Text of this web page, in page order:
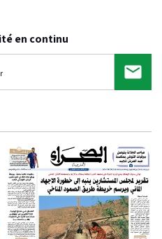
en continu